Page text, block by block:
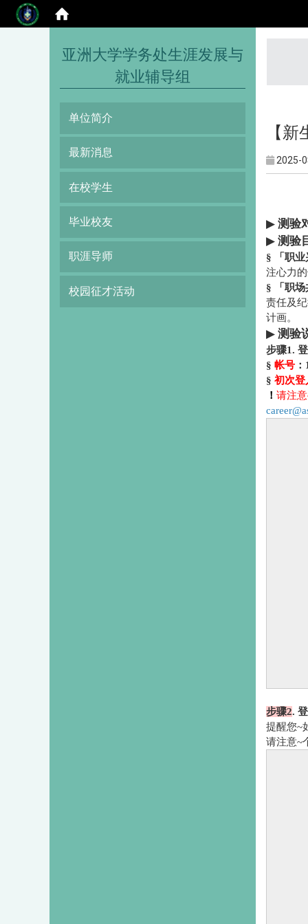
亚洲大学学务处生涯发展与
就业辅导组
单位简介
最新消息
在校学生
毕业校友
职涯导师
校园征才活动
【
2025-
▶ 测验
▶ 测验
§ 「职业
注心力
§
「职
责任及
计画。
▶ 测验
步骤1.
§ 帐号
§ 初次登
！ 请注
步骤2.
提醒您~
请注意~